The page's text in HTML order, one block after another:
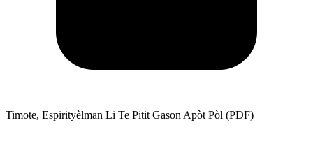
Timote, Espirityèlman Li Te Pitit Gason Apòt Pòl (PDF)